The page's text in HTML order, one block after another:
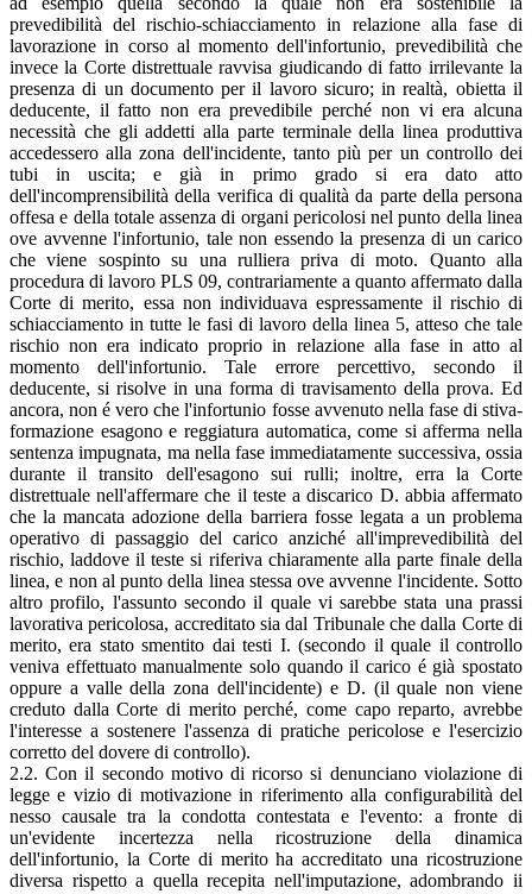
prevedibilità del rischio-schiacciamento in relazione alla fase di
lavorazione in corso al momento dell'infortunio, prevedibilità che
invece la Corte distrettuale ravvisa giudicando di fatto irrilevante la
presenza di un documento per il lavoro sicuro; in realtà, obietta il
deducente, il fatto non era prevedibile perché non vi era alcuna
necessità che gli addetti alla parte terminale della linea produttiva
accedessero alla zona dell'incidente, tanto più per un controllo dei
tubi in uscita; e già in primo grado si era dato atto
dell'incomprensibilità della verifica di qualità da parte della persona
offesa e della totale assenza di organi pericolosi nel punto della linea
ove avvenne l'infortunio, tale non essendo la presenza di un carico
che viene sospinto su una rulliera priva di moto. Quanto alla
procedura di lavoro PLS 09, contrariamente a quanto affermato dalla
Corte di merito, essa non individuava espressamente il rischio di
schiacciamento in tutte le fasi di lavoro della linea 5, atteso che tale
rischio non era indicato proprio in relazione alla fase in atto al
momento dell'infortunio. Tale errore percettivo, secondo il
deducente, si risolve in una forma di travisamento della prova. Ed
ancora, non é vero che l'infortunio fosse avvenuto nella fase di stiva-
formazione esagono e reggiatura automatica, come si afferma nella
sentenza impugnata, ma nella fase immediatamente successiva, ossia
durante il transito dell'esagono sui rulli; inoltre, erra la Corte
distrettuale nell'affermare che il teste a discarico D. abbia affermato
che la mancata adozione della barriera fosse legata a un problema
operativo di passaggio del carico anziché all'imprevedibilità del
rischio, laddove il teste si riferiva chiaramente alla parte finale della
linea, e non al punto della linea stessa ove avvenne l'incidente. Sotto
altro profilo, l'assunto secondo il quale vi sarebbe stata una prassi
lavorativa pericolosa, accreditato sia dal Tribunale che dalla Corte di
merito, era stato smentito dai testi I. (secondo il quale il controllo
veniva effettuato manualmente solo quando il carico é già spostato
oppure a valle della zona dell'incidente) e D. (il quale non viene
creduto dalla Corte di merito perché, come capo reparto, avrebbe
l'interesse a sostenere l'assenza di pratiche pericolose e l'esercizio
corretto del dovere di controllo).
2.2. Con il secondo motivo di ricorso si denunciano violazione di
legge e vizio di motivazione in riferimento alla configurabilità del
nesso causale tra la condotta contestata e l'evento: a fronte di
un'evidente incertezza nella ricostruzione della dinamica
dell'infortunio, la Corte di merito ha accreditato una ricostruzione
diversa rispetto a quella recepita nell'imputazione, adombrando ii